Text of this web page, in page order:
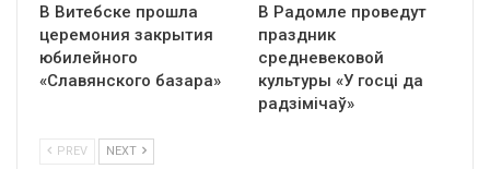
В Витебске прошла
церемония закрытия
юбилейного
«Славянского базара»
В Радомле проведут
праздник
средневековой
культуры «У госці да
радзімічаў»
PREV NEXT